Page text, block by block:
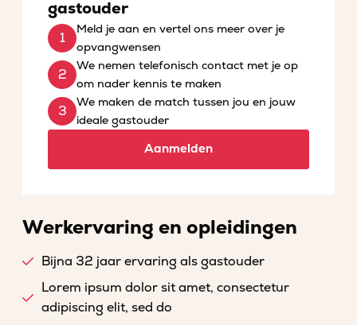
gastouder
Meld je aan en vertel ons meer over je
opvangwensen
We nemen telefonisch contact met je op
om nader kennis te maken
We maken de match tussen jou en jouw
ideale gastouder
Aanmelden
Werkervaring en opleidingen
Bijna 32 jaar ervaring als gastouder
Lorem ipsum dolor sit amet, consectetur
adipiscing elit, sed do